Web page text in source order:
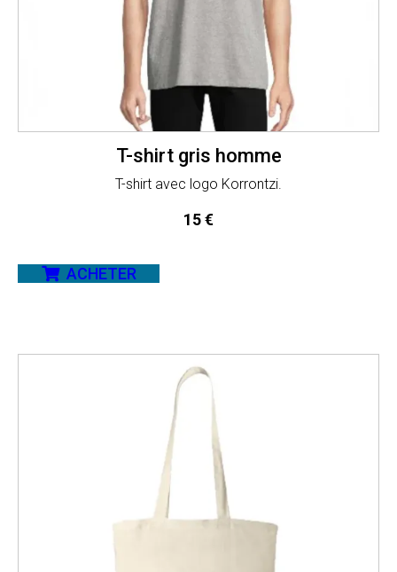
T-shirt gris homme
T-shirt avec logo Korrontzi.
15€
ACHETER